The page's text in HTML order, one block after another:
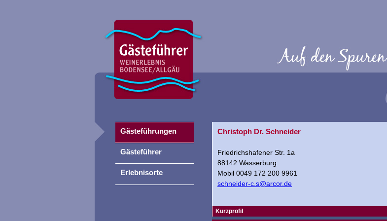
Christoph Dr. Schneider
Friedrichshafener Str. 1a
88142 Wasserburg
Mobil 0049 172 200 9961
schneider-c.s@arcor.de
Kurzprofil
Gästeführungen
Gästeführer
Erlebnisorte